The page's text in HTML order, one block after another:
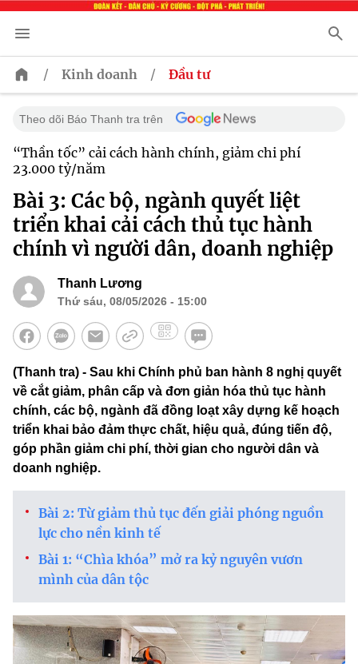
/ Kinh doanh / Đầu tư
Theo dõi Báo Thanh tra trên
“Thần tốc” cải cách hành chính, giảm chi phí
23.000 tỷ/năm
Bài 3: Các bộ, ngành quyết liệt
triển khai cải cách thủ tục hành
chính vì người dân, doanh nghiệp
Thanh Lương
Thứ sáu, 08/05/2026 - 15:00
(Thanh tra) - Sau khi Chính phủ ban hành 8 nghị quyết
về cắt giảm, phân cấp và đơn giản hóa thủ tục hành
chính, các bộ, ngành đã đồng loạt xây dựng kế hoạch
triển khai bảo đảm thực chất, hiệu quả, đúng tiến độ,
góp phần giảm chi phí, thời gian cho người dân và
doanh nghiệp.
Bài 2: Từ giảm thủ tục đến giải phóng nguồn
lực cho nền kinh tế
Bài 1: “Chìa khóa” mở ra kỷ nguyên vươn
mình của dân tộc